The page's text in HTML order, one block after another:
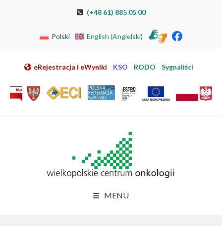
Przeskocz do nawigacji
Przejdź do mapy strony
Przejdź do elektronicznej rejestracji pacjenta
(+48 61) 885 05 00
Polski English (Angielski)
eRejestracja i eWyniki KSO RODO Sygnaliści
MENU